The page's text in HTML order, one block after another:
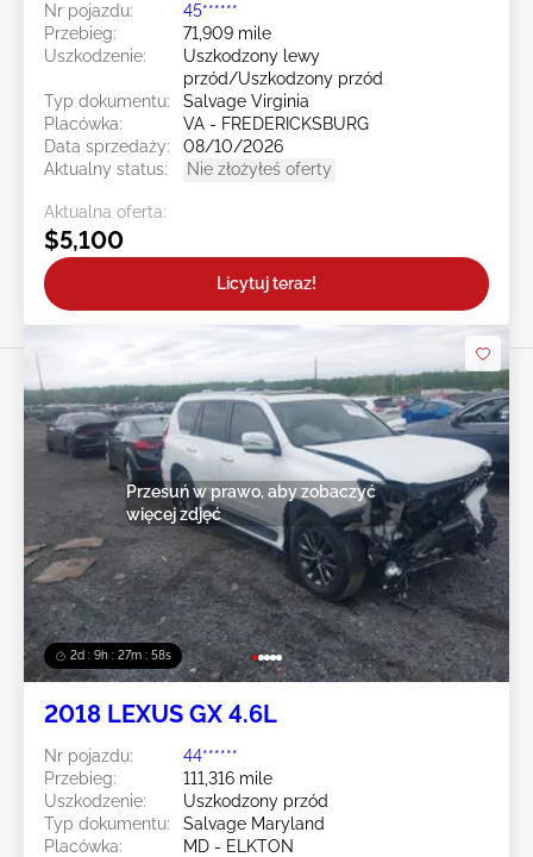
Nr pojazdu:
45******
Przebieg:
71,909 mile
Uszkodzenie:
Uszkodzony lewy
przód/Uszkodzony przód
Typ dokumentu:
Salvage Virginia
Placówka:
VA - FREDERICKSBURG
Data sprzedaży:
08/10/2026
Aktualny status:
Nie złożyłeś oferty
Aktualna oferta:
$5,100
Licytuj teraz!
2d : 9h : 27m : 55s
Przesuń w prawo, aby zobaczyć
więcej zdjęć
2018 LEXUS GX 4.6L
Nr pojazdu:
44******
Przebieg:
111,316 mile
Uszkodzenie:
Uszkodzony przód
Typ dokumentu:
Salvage Maryland
Placówka:
MD - ELKTON